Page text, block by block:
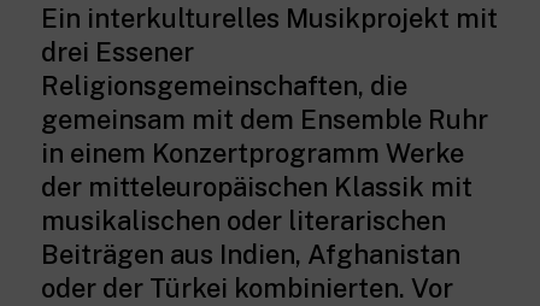
Ein interkulturelles Musikprojekt mit
drei Essener
Religionsgemeinschaften, die
gemeinsam mit dem Ensemble Ruhr
in einem Konzertprogramm Werke
der mitteleuropäischen Klassik mit
musikalischen oder literarischen
Beiträgen aus Indien, Afghanistan
oder der Türkei kombinierten. Vor